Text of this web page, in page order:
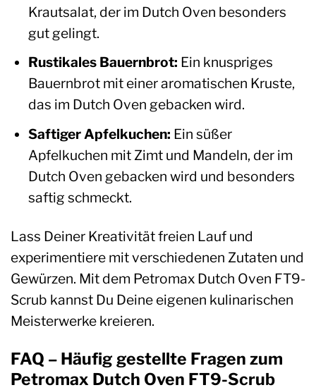
Krautsalat, der im Dutch Oven besonders
gut gelingt.
Rustikales Bauernbrot: Ein knuspriges
Bauernbrot mit einer aromatischen Kruste,
das im Dutch Oven gebacken wird.
Saftiger Apfelkuchen: Ein süßer
Apfelkuchen mit Zimt und Mandeln, der im
Dutch Oven gebacken wird und besonders
saftig schmeckt.
Lass Deiner Kreativität freien Lauf und
experimentiere mit verschiedenen Zutaten und
Gewürzen. Mit dem Petromax Dutch Oven FT9-
Scrub kannst Du Deine eigenen kulinarischen
Meisterwerke kreieren.
FAQ – Häufig gestellte Fragen zum
Petromax Dutch Oven FT9-Scrub